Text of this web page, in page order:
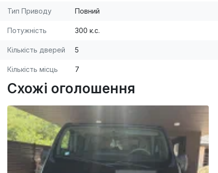
Тип Приводу Повний
Потужність 300 к.с.
Кількість дверей 5
Кількість місць 7
Схожі оголошення